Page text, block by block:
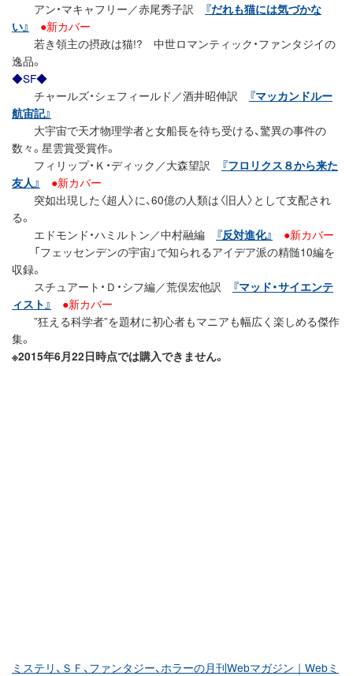
アン・マキャフリー／赤尾秀子訳 『だれも猫には気づかな
い』
●新カバー
若き領主の摂政は猫!? 中世ロマンティック・ファンタジイの
逸品。
◆SF◆
チャールズ・シェフィールド／酒井昭伸訳 『マッカンドルー
航宙記』
大宇宙で天才物理学者と女船長を待ち受ける、驚異の事件の
数々。星雲賞受賞作。
フィリップ・Ｋ・ディック／大森望訳 『フロリクス８から来た
友人』
●新カバー
突如出現した〈超人〉に、60億の人類は〈旧人〉として支配され
る。
エドモンド・ハミルトン／中村融編 『反対進化』
●新カバー
「フェッセンデンの宇宙」で知られるアイデア派の精髄10編を
収録。
スチュアート・Ｄ・シフ編／荒俣宏他訳 『マッド・サイエンテ
ィスト』
●新カバー
”狂える科学者”を題材に初心者もマニアも幅広く楽しめる傑作
集。
※2015年6月22日時点では購入できません。
ミステリ、ＳＦ、ファンタジー、ホラーの月刊Webマガジン｜Webミ